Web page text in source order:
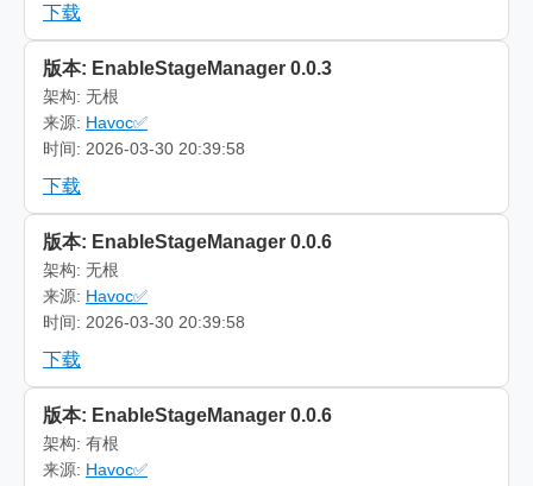
下载
版本: EnableStageManager 0.0.3
架构: 无根
来源: Havoc✅
时间: 2026-03-30 20:39:58
下载
版本: EnableStageManager 0.0.6
架构: 无根
来源: Havoc✅
时间: 2026-03-30 20:39:58
下载
版本: EnableStageManager 0.0.6
架构: 有根
来源: Havoc✅